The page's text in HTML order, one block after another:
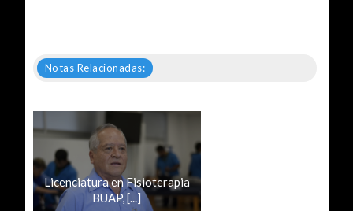
Notas Relacionadas:
Licenciatura en Fisioterapia
BUAP, [...]